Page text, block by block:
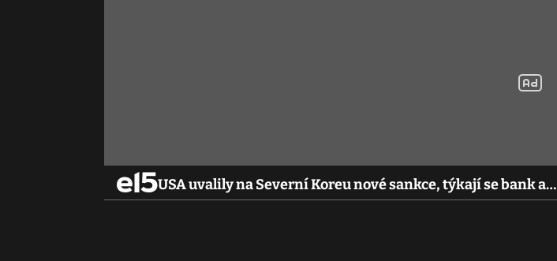
USA uvalily na Severní Koreu nové sankce, týkají se bank a…